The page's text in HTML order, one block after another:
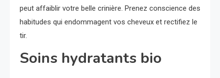
peut affaiblir votre belle crinière. Prenez conscience des
habitudes qui endommagent vos cheveux et rectifiez le
tir.
Soins hydratants bio